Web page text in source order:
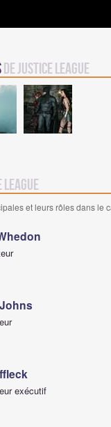
de Justice League
et leurs rôles dans le
exécutif